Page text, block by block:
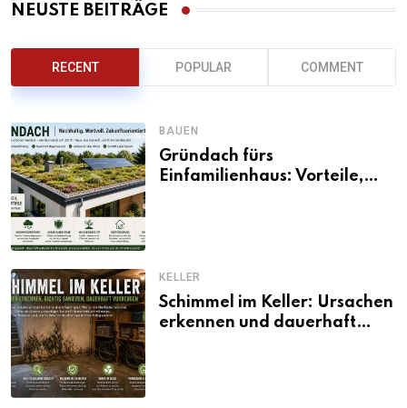
NEUSTE BEITRÄGE
RECENT POPULAR COMMENT
BAUEN
Gründach fürs
Einfamilienhaus: Vorteile,
KELLER
Schimmel im Keller: Ursachen
erkennen und dauerhaft